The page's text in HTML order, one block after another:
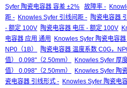
Syfer 陶瓷电容器 容差 ±2%
故障率 -
距 - Knowles Syfer 引线间距 - 陶瓷电容器
- 额定 100V 陶瓷电容器 电压 - 额定 100V
电容器 应用 通用
Knowles Syfer 陶瓷电容器
NP0（1B）
陶瓷电容器 温度系数 C0G，
值） 0.098"（2.50mm）
Knowles Syfer 厚
值） 0.098"（2.50mm）
Knowles Syfer 陶
瓷电容器 引线形式 - Knowles Syfer 陶瓷电